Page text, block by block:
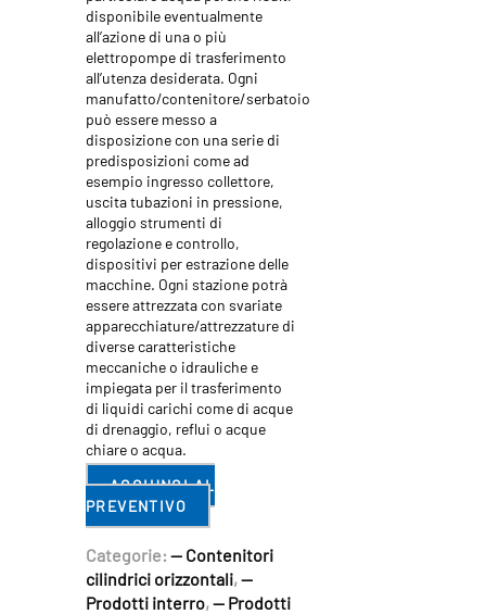
disponibile eventualmente
all’azione di una o più
elettropompe di trasferimento
all’utenza desiderata. Ogni
manufatto/contenitore/serbatoio
può essere messo a
disposizione con una serie di
predisposizioni come ad
esempio ingresso collettore,
uscita tubazioni in pressione,
alloggio strumenti di
regolazione e controllo,
dispositivi per estrazione delle
macchine. Ogni stazione potrà
essere attrezzata con svariate
apparecchiature/attrezzature di
diverse caratteristiche
meccaniche o idrauliche e
impiegata per il trasferimento
di liquidi carichi come di acque
di drenaggio, reflui o acque
chiare o acqua.
AGGIUNGI AL
PREVENTIVO
Categorie: -- Contenitori
cilindrici orizzontali,--
Prodotti interro,-- Prodotti